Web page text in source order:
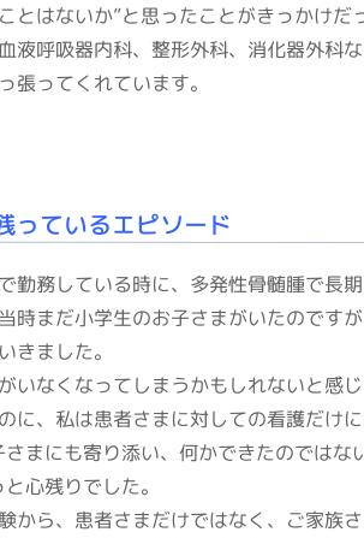
とはないか”と思ったことがきっかけだ
液呼吸器内科、整形外科、消化器外科
張ってくれています。
っているエピソード
勤務している時に、多発性骨髄腫で長
時まだ小学生のお子さまがいたのです
きました。
いなくなってしまうかもしれないと感
に、私は患者さまに対しての看護だけ
さまにも寄り添い、何かできたのでは
心残りでした。
から、患者さまだけではなく、ご家族